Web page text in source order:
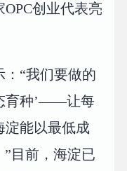
创业代表亮
“我们要做的
育种’——让每
淀能以最低成
目前，海淀已